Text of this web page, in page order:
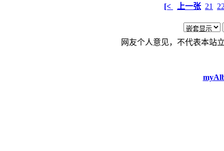
[< 上一张 21
网友个人意见，不代表本站